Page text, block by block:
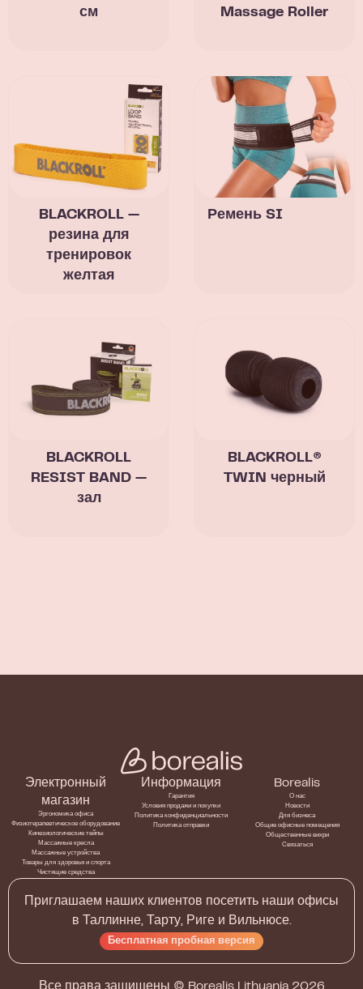
см
Massage Roller
BLACKROLL —
резина для
тренировок
желтая
Ремень SI
BLACKROLL
RESIST BAND —
зал
BLACKROLL®
TWIN черный
Электронный
магазин
Эргономика офиса
Физиотерапевтическое оборудование
Кинезиологические тейпы
Массажные кресла
Массажные устройства
Товары для здоровья и спорта
Чистящие средства
Информация
Гарантия
Условия продажи и покупки
Политика конфиденциальности
Политика отправки
Borealis
О нас
Новости
Для бизнеса
Общие офисные помещения
Общественные вихри
Связаться
Приглашаем наших клиентов посетить наши офисы
в Таллинне, Тарту, Риге и Вильнюсе.
Бесплатная пробная версия
Все права защищены © Borealis Lithuania2026